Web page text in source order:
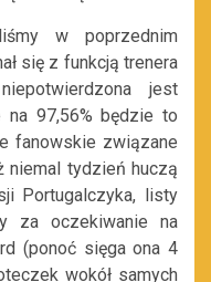
w poprzednim
się z funkcją trenera
jest
na 97,56% będzie to
fanowskie związane
niemal tydzień huczą
Portugalczyka, listy
za oczekiwanie na
(ponoć sięga ona 4
wokół samych